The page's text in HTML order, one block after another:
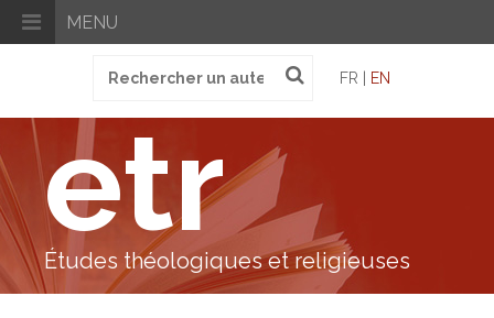
MENU
pour
FR | EN
etr
Études théologiques et religieuses